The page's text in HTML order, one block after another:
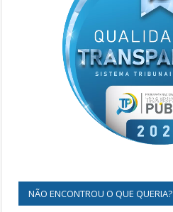
NÃO ENCONTROU O QUE QUERIA?